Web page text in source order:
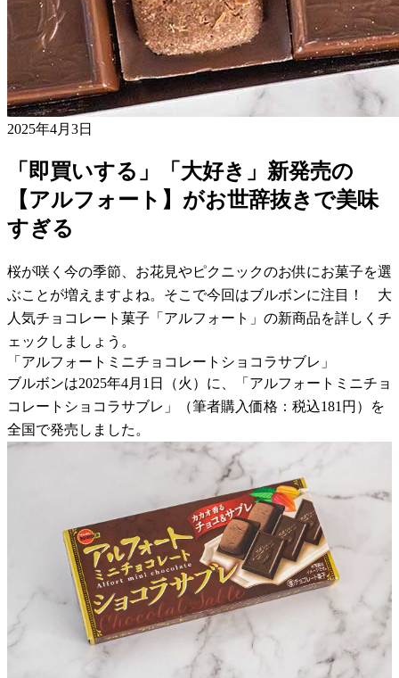
2025年4月3日
「即買いする」「大好き」新発売の
【アルフォート】がお世辞抜きで美味
すぎる
桜が咲く今の季節、お花見やピクニックのお供にお菓子を選
ぶことが増えますよね。そこで今回はブルボンに注目！ 大
人気チョコレート菓子「アルフォート」の新商品を詳しくチ
ェックしましょう。
「アルフォートミニチョコレートショコラサブレ」
ブルボンは2025年4月1日（火）に、「アルフォートミニチョ
コレートショコラサブレ」（筆者購入価格：税込181円）を
全国で発売しました。